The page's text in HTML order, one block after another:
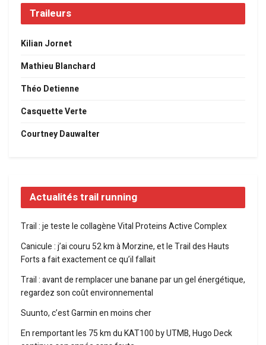
Traileurs
Kilian Jornet
Mathieu Blanchard
Théo Detienne
Casquette Verte
Courtney Dauwalter
Actualités trail running
Trail : je teste le collagène Vital Proteins Active Complex
Canicule : j’ai couru 52 km à Morzine, et le Trail des Hauts
Forts a fait exactement ce qu’il fallait
Trail : avant de remplacer une banane par un gel énergétique,
regardez son coût environnemental
Suunto, c’est Garmin en moins cher
En remportant les 75 km du KAT100 by UTMB, Hugo Deck